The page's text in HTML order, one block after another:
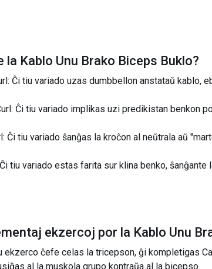
la Kablo Unu Brako Biceps Buklo?
Ĉi tiu variado uzas dumbbellon anstataŭ kablo,
Ĉi tiu variado implikas uzi predikistan benkon
Ĉi tiu variado ŝanĝas la kroĉon al neŭtrala aŭ
tiu variado estas farita sur klina benko,
ekzercoj por la Kablo Unu
ekzerco ĉefe celas la tricepson, ĝi kompletigas
al la muskola grupo kontraŭa al la bicepso.